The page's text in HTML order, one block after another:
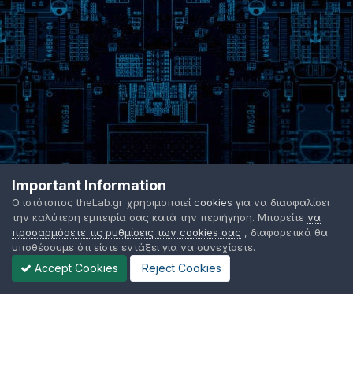
Important Information
Ο ιστότοπος theLab.gr χρησιμοποιεί cookies για να διασφαλίσει
την καλύτερη εμπειρία σας κατά την περιήγηση. Μπορείτε να
προσαρμόσετε τις ρυθμίσεις των cookies σας , διαφορετικά θα
υποθέσουμε ότι είστε εντάξει για να συνεχίσετε.
Accept Cookies Reject Cookies